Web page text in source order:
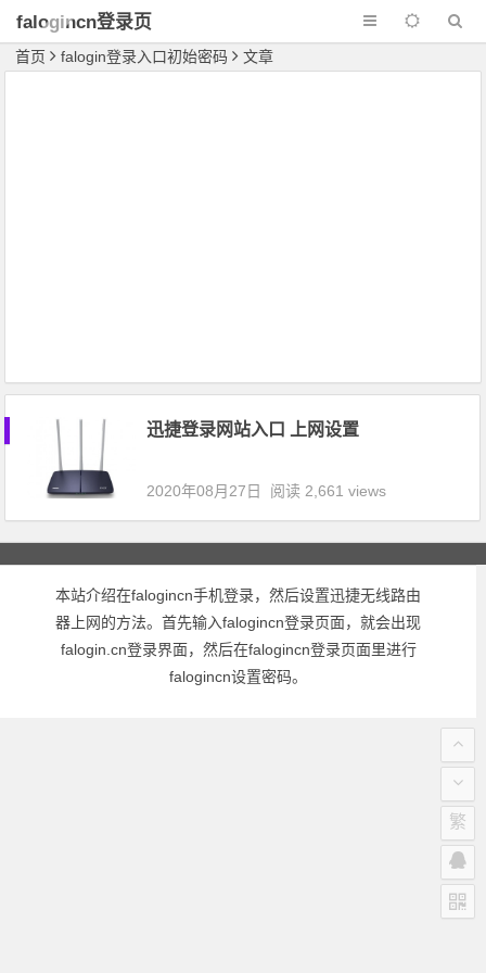
falogincn登录页
面
首页 falogin登录入口初始密码 文章
迅捷登录网站入口 上网设置
2020年08月27日 阅读 2,661 views
本站介绍在falogincn手机登录，然后设置迅捷无线路由
器上网的方法。首先输入falogincn登录页面，就会出现
falogin.cn登录界面，然后在falogincn登录页面里进行
falogincn设置密码。
繁